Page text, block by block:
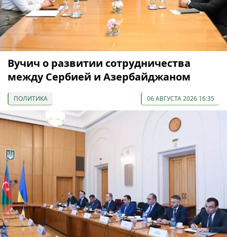
Вучич о развитии сотрудничества
между Сербией и Азербайджаном
ПОЛИТИКА 06 АВГУСТА 2026 16:35